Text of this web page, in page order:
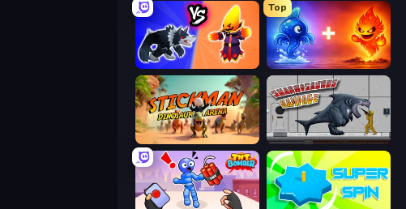
Merge Battle Tactics
Top
Elemental Monsters: Merge
Stickman: Dinosaur Arena Sharkosaurus Rampage